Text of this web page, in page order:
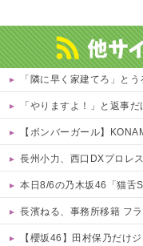
「隣に早く家建てろ」とうるさい義母。モデルハウス巡りを報告した
「やりますよ！」と返事だけは一丁前なのに全く動かない職場の
【ボンバーガール】KONAMI
長州小力、西口DXプロレス
本日8/6の乃木坂46「猫舌
長濱ねる、事務所移籍 フ
【櫻坂46】田村保乃だけ